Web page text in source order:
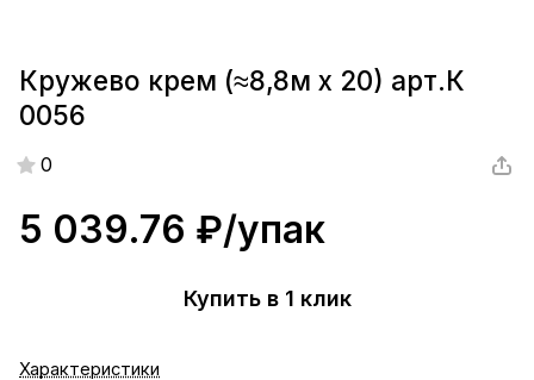
Кружево крем (≈8,8м х 20) арт.К
0056
0
5 039.76 ₽/упак
Купить в 1 клик
Характеристики